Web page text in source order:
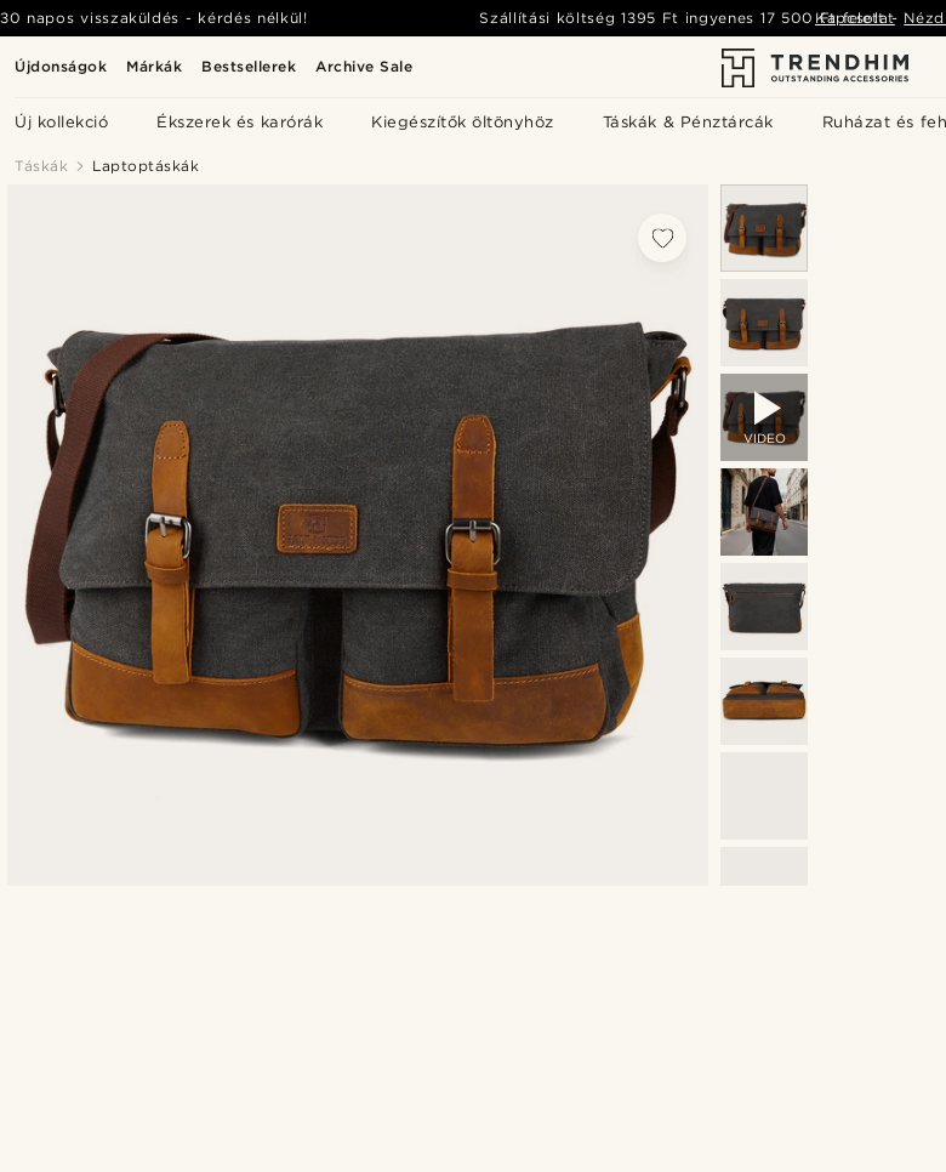
Újdonságok Márkák Bestsellerek Archive Sale
Új kollekció Ékszerek és karórák Kiegészítők öltönyhöz Táskák & Pénztárcák Ruházat és
30 napos visszaküldés - kérdés nélkül! Szállítási költség1395 Ft ingyenes 17 500 Ft felett-
Kapcsolat
Táskák Laptoptáskák
VIDEO